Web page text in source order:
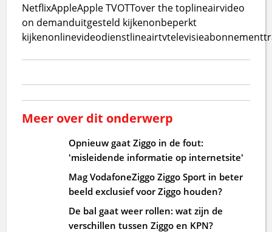
NetflixAppleApple TVOTTover the toplineairvideo
on demanduitgesteld kijkenonbeperkt
kijkenonlinevideodienstlineairtvtelevisieabonnement
Meer over dit onderwerp
Opnieuw gaat Ziggo in de fout:
'misleidende informatie op internetsite'
Mag VodafoneZiggo Ziggo Sport in beter
beeld exclusief voor Ziggo houden?
De bal gaat weer rollen: wat zijn de
verschillen tussen Ziggo en KPN?